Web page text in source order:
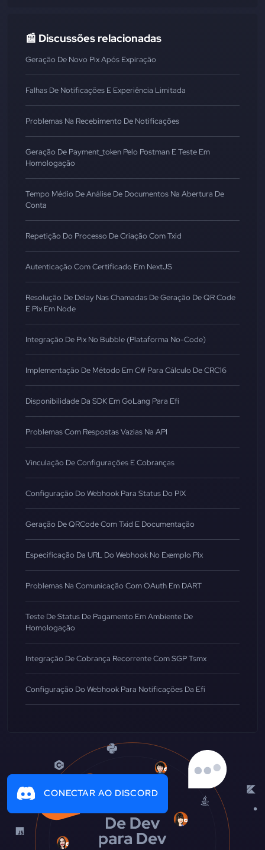
📰 Discussões relacionadas
Geração De Novo Pix Após Expiração
Falhas De Notificações E Experiência Limitada
Problemas Na Recebimento De Notificações
Geração De Payment_token Pelo Postman E Teste Em
Homologação
Tempo Médio De Análise De Documentos Na Abertura De
Conta
Repetição Do Processo De Criação Com Txid
Autenticação Com Certificado Em NextJS
Resolução De Delay Nas Chamadas De Geração De QR Code
E Pix Em Node
Integração De Pix No Bubble (Plataforma No-Code)
Implementação De Método Em C# Para Cálculo De CRC16
Disponibilidade Da SDK Em GoLang Para Efí
Problemas Com Respostas Vazias Na API
Vinculação De Configurações E Cobranças
Configuração Do Webhook Para Status Do PIX
Geração De QRCode Com Txid E Documentação
Especificação Da URL Do Webhook No Exemplo Pix
Problemas Na Comunicação Com OAuth Em DART
Teste De Status De Pagamento Em Ambiente De
Homologação
Integração De Cobrança Recorrente Com SGP Tsmx
Configuração Do Webhook Para Notificações Da Efí
CONECTAR AO DISCORD